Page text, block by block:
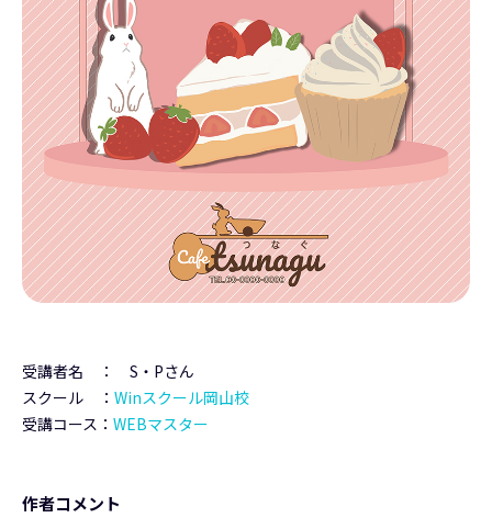
受講者名 ： S・Pさん
スクール ： Winスクール岡山校
受講コース： WEBマスター
作者コメント